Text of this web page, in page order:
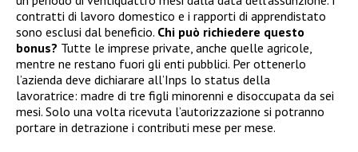
contratti di lavoro domestico e i rapporti di apprendistato
sono esclusi dal beneficio. Chi può richiedere questo
bonus? Tutte le imprese private, anche quelle agricole,
mentre ne restano fuori gli enti pubblici. Per ottenerlo
l’azienda deve dichiarare all’Inps lo status della
lavoratrice: madre di tre figli minorenni e disoccupata da sei
mesi. Solo una volta ricevuta l’autorizzazione si potranno
portare in detrazione i contributi mese per mese.